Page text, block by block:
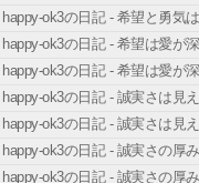
happy-ok3の日記 - 希望と勇気
happy-ok3の日記 - 希望は愛が
happy-ok3の日記 - 希望は愛が
happy-ok3の日記 - 誠実さは見
happy-ok3の日記 - 誠実さは見
happy-ok3の日記 - 誠実さの厚み
happy-ok3の日記 - 誠実さの厚み